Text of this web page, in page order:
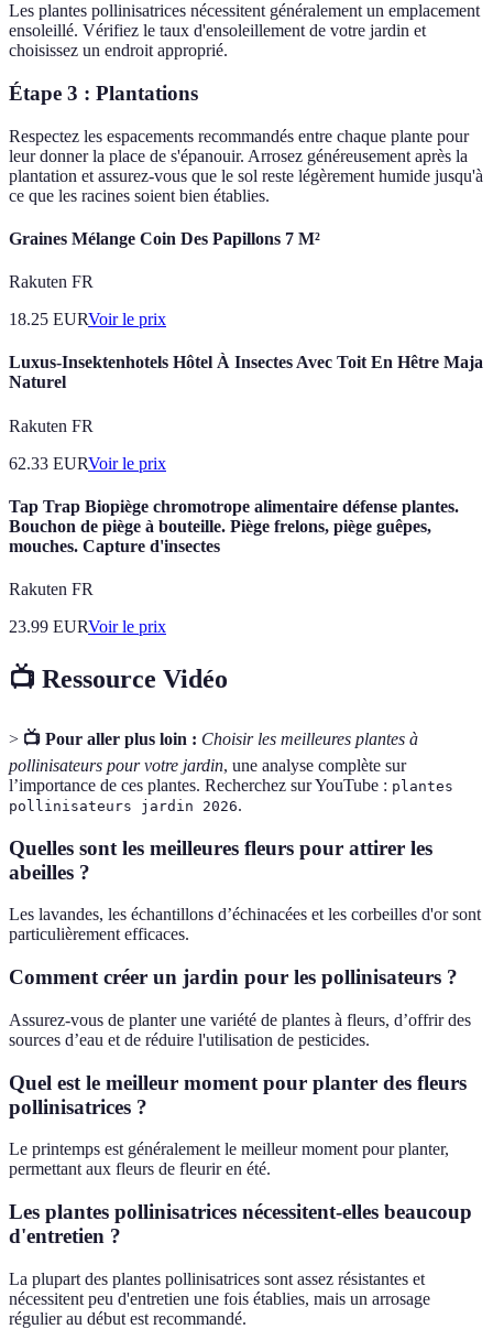
Les plantes pollinisatrices nécessitent généralement un emplacement
ensoleillé. Vérifiez le taux d'ensoleillement de votre jardin et
choisissez un endroit approprié.
Étape 3 : Plantations
Respectez les espacements recommandés entre chaque plante pour
leur donner la place de s'épanouir. Arrosez généreusement après la
plantation et assurez-vous que le sol reste légèrement humide jusqu'à
ce que les racines soient bien établies.
Graines Mélange Coin Des Papillons 7 M²
Rakuten FR
18.25 EURVoir le prix
Luxus-Insektenhotels Hôtel À Insectes Avec Toit En Hêtre Maja
Naturel
Rakuten FR
62.33 EURVoir le prix
Tap Trap Biopiège chromotrope alimentaire défense plantes.
Bouchon de piège à bouteille. Piège frelons, piège guêpes,
mouches. Capture d'insectes
Rakuten FR
23.99 EURVoir le prix
📺 Ressource Vidéo
> 📺 Pour aller plus loin : Choisir les meilleures plantes à
pollinisateurs pour votre jardin, une analyse complète sur
l’importance de ces plantes. Recherchez sur YouTube : plantes
pollinisateurs jardin 2026.
Quelles sont les meilleures fleurs pour attirer les
abeilles ?
Les lavandes, les échantillons d’échinacées et les corbeilles d'or sont
particulièrement efficaces.
Comment créer un jardin pour les pollinisateurs ?
Assurez-vous de planter une variété de plantes à fleurs, d’offrir des
sources d’eau et de réduire l'utilisation de pesticides.
Quel est le meilleur moment pour planter des fleurs
pollinisatrices ?
Le printemps est généralement le meilleur moment pour planter,
permettant aux fleurs de fleurir en été.
Les plantes pollinisatrices nécessitent-elles beaucoup
d'entretien ?
La plupart des plantes pollinisatrices sont assez résistantes et
nécessitent peu d'entretien une fois établies, mais un arrosage
régulier au début est recommandé.